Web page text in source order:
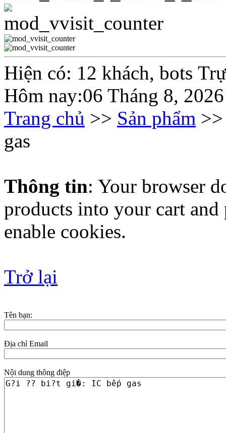
Hiện có: 12 khách, bots
Hôm nay:06 Tháng 8, 2026
Trang chủ >> Sản phẩm
gas
Thông tin: Your browser
products into your cart and
enable cookies.
Trở lại
Tên bạn:
Địa chỉ Email
Nội dung thông điệp